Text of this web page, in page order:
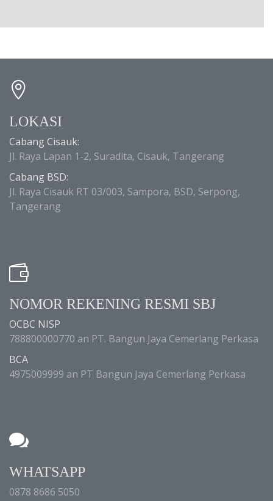
LOKASI
Cabang Cisauk:
Jl. Raya Lapan 1-2, Suradita, Cisauk, Tangerang
Cabang BSD:
Jl. Raya Cisauk RT 03/003, Sampora, BSD, Serpong,
Tangerang
NOMOR REKENING RESMI SBJ
OCBC NISP
788800000770 an PT. Bangun Jaya Cemerlang Perkasa
BCA
4975009999 an PT Bangun Jaya Cemerlang Perkasa
WHATSAPP
0878 8686 5050